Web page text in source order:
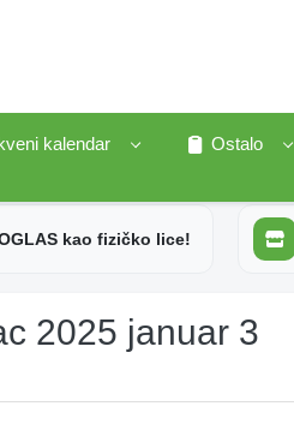
kalendar
Ostalo
kao fizičko lice!
2025 januar 3